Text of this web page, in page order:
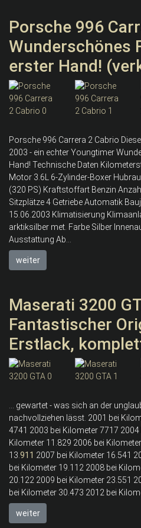
Porsche 996
Wunderschönes
erster Hand!
Porsche 996 Carrera 2 Cabrio
2003 - ein echter Youngtimer
Hand! Technische Daten
Motor 3.6L 6-Zylinder-Boxer
(320 PS) Kraftstoffart Benzin
Sitzplätze 4 Getriebe Automatik
15.06.2003 Klimatisierung
arktiksilber met. Farbe Silber
Ausstattung Ab...
weiter
Maserati 3200
Fantastischer
Erstlack,
... gewartet - was sich an der
nachvollziehen lässt. 2001 bei
4741 2003 bei Kilometer 7717
Kilometer 11.829 2006 bei
13.911 2007 bei Kilometer 16.541
bei Kilometer 19.112 2008 bei
20.122 2009 bei Kilometer 23.551
bei Kilometer 30.473 2012 bei
weiter